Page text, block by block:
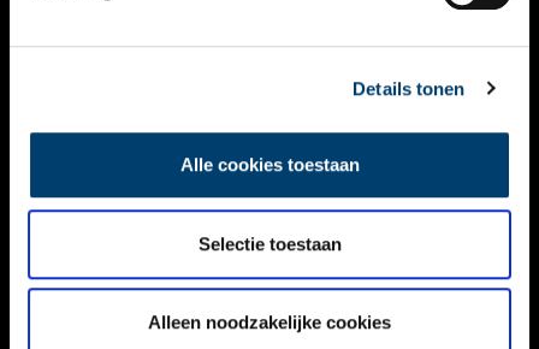
Details tonen
Alle cookies toestaan
Selectie toestaan
Alleen noodzakelijke cookies
DISCLAIMER
TOEGANKELIJKHEID
Volg ONH op social media